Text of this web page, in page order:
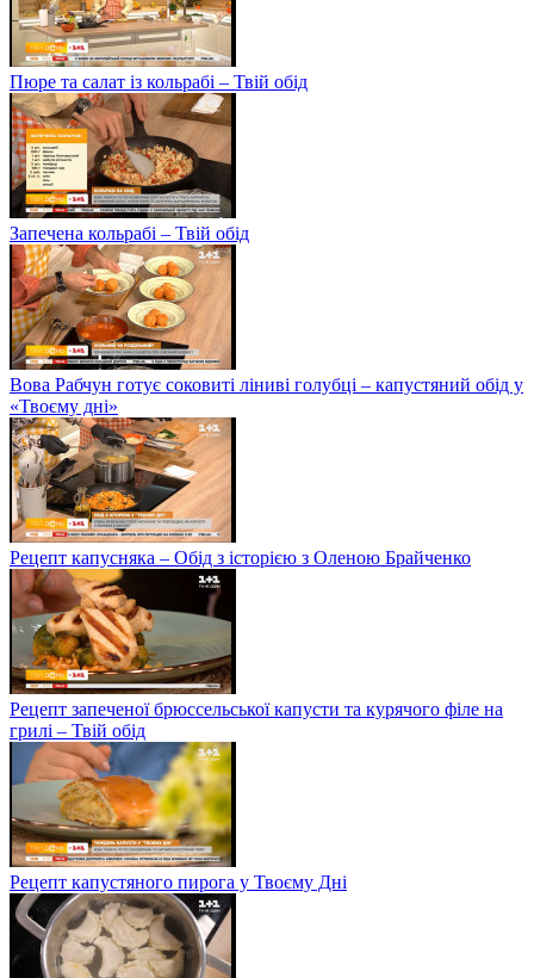
Пюре та салат із кольрабі – Твій обід
Запечена кольрабі – Твій обід
Вова Рабчун готує соковиті ліниві голубці – капустяний обід у
«Твоєму дні»
Рецепт капусняка – Обід з історією з Оленою Брайченко
Рецепт запеченої брюссельської капусти та курячого філе на
грилі – Твій обід
Рецепт капустяного пирога у Твоєму Дні